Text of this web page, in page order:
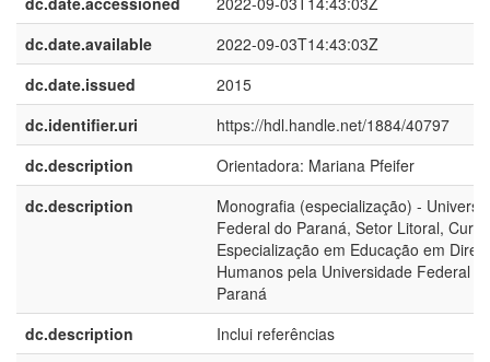
dc.date.available
2022-09-03T14:43:03Z
dc.date.issued
2015
dc.identifier.uri
https://hdl.handle.net/1884/40797
dc.description
Orientadora: Mariana Pfeifer
dc.description
Monografia (especialização) -
Federal do Paraná, Setor Litoral,
Especialização em Educação em
Humanos pela Universidade Federal
Paraná
dc.description
Inclui referências